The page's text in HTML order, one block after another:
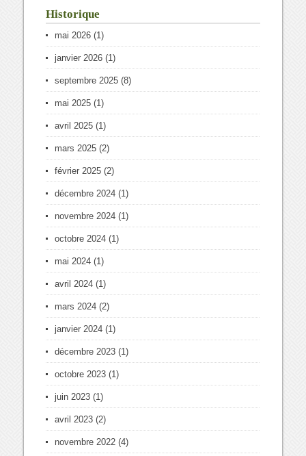
Historique
mai 2026 (1)
janvier 2026 (1)
septembre 2025 (8)
mai 2025 (1)
avril 2025 (1)
mars 2025 (2)
février 2025 (2)
décembre 2024 (1)
novembre 2024 (1)
octobre 2024 (1)
mai 2024 (1)
avril 2024 (1)
mars 2024 (2)
janvier 2024 (1)
décembre 2023 (1)
octobre 2023 (1)
juin 2023 (1)
avril 2023 (2)
novembre 2022 (4)